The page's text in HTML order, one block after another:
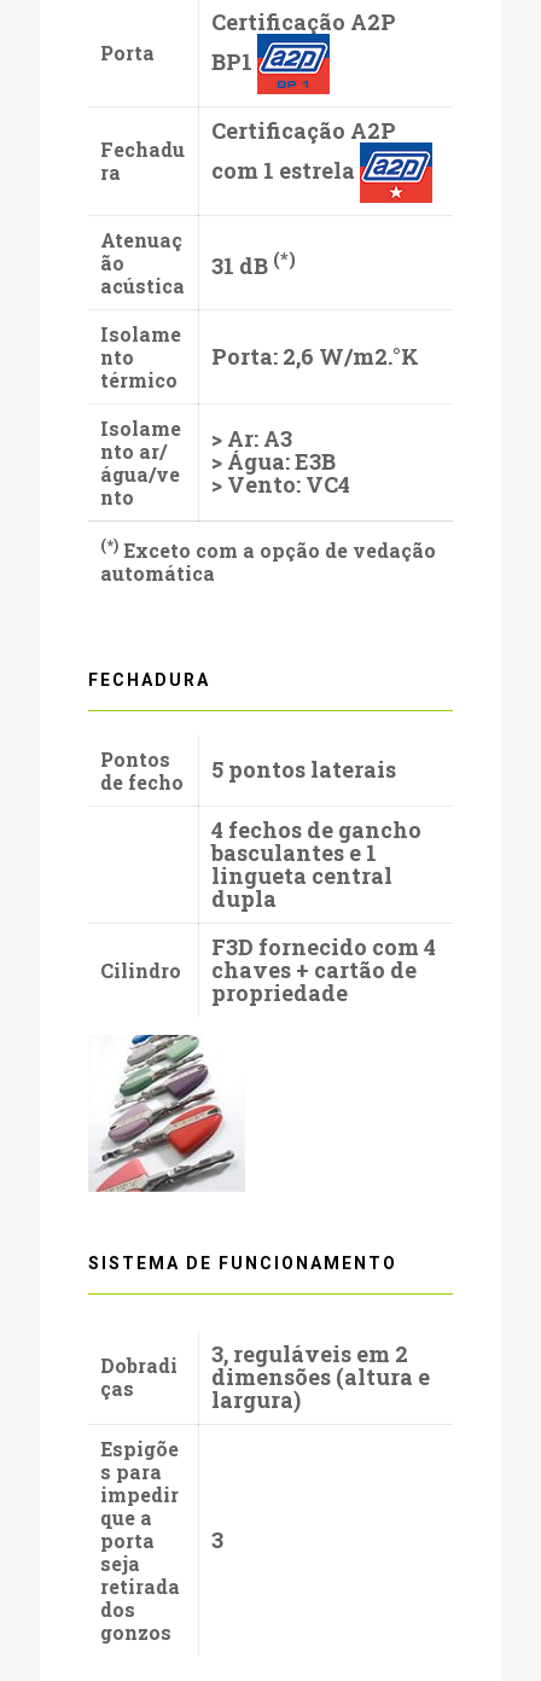
Porta
Certificação A2P
BP1
Fechadu
ra
Certificação A2P
com 1 estrela
Atenuaç
ão
acústica
31 dB (*)
Isolame
nto
térmico
Porta: 2,6 W/m2.°K
Isolame
nto ar/
água/ve
nto
> Ar: A3
> Água: E3B
> Vento: VC4
(*) Exceto com a opção de vedação
automática
FECHADURA
Pontos
de fecho
5 pontos laterais
4 fechos de gancho
basculantes e 1
lingueta central
dupla
Cilindro
F3D fornecido com 4
chaves + cartão de
propriedade
SISTEMA DE FUNCIONAMENTO
Dobradi
ças
3, reguláveis em 2
dimensões (altura e
largura)
Espigõe
s para
impedir
que a
porta
seja
retirada
dos
gonzos
3